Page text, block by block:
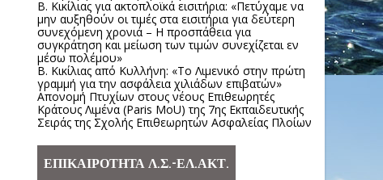
Β. Κικίλιας για ακτοπλοϊκά εισιτήρια: «Πετύχαμε να
μην αυξηθούν οι τιμές στα εισιτήρια για δεύτερη
συνεχόμενη χρονιά – Η προσπάθεια για
συγκράτηση και μείωση των τιμών συνεχίζεται εν
μέσω πολέμου»
Β. Κικίλιας από Κυλλήνη: «Το Λιμενικό στην πρώτη
γραμμή για την ασφάλεια χιλιάδων επιβατών»
Απονομή Πτυχίων στους νέους Επιθεωρητές
Κράτους Λιμένα (Paris MoU) της 7ης Εκπαιδευτικής
Σειράς της Σχολής Επιθεωρητών Ασφαλείας Πλοίων
ΕΠΙΚΑΙΡΟΤΗΤΑ Λ.Σ.-ΕΛ.ΑΚΤ.